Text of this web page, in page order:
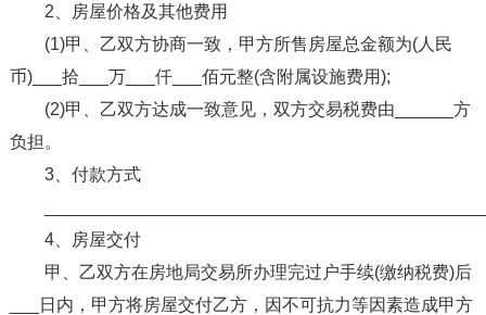
2、房屋价格及其他费用
(1)甲、乙双方协商一致，甲方所售房屋总金额为(人民
币)___拾___万___仟___佰元整(含附属设施费用);
(2)甲、乙双方达成一致意见，双方交易税费由______方
负担。
3、付款方式
4、房屋交付
甲、乙双方在房地局交易所办理完过户手续(缴纳税费)后
___日内，甲方将房屋交付乙方，因不可抗力等因素造成甲方